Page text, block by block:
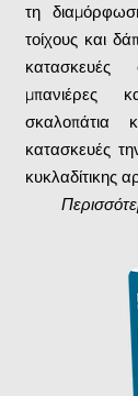
τη
τοίχους και
κατασκευές
μπανιέρες
σκαλοπάτια
κατασκευές
κυκλαδίτικης